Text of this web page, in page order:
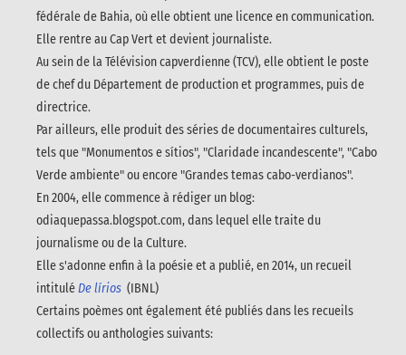
fédérale de Bahia, où elle obtient une licence en communication.
Elle rentre au Cap Vert et devient journaliste.
Au sein de la Télévision capverdienne (TCV), elle obtient le poste
de chef du Département de production et programmes, puis de
directrice.
Par ailleurs, elle produit des séries de documentaires culturels,
tels que "Monumentos e sítios", "Claridade incandescente", "Cabo
Verde ambiente" ou encore "Grandes temas cabo-verdianos".
En 2004, elle commence à rédiger un blog:
odiaquepassa.blogspot.com, dans lequel elle traite du
journalisme ou de la Culture.
Elle s'adonne enfin à la poésie et a publié, en 2014, un recueil
intituléDe lírios (IBNL)
Certains poèmes ont également été publiés dans les recueils
collectifs ou anthologies suivants: